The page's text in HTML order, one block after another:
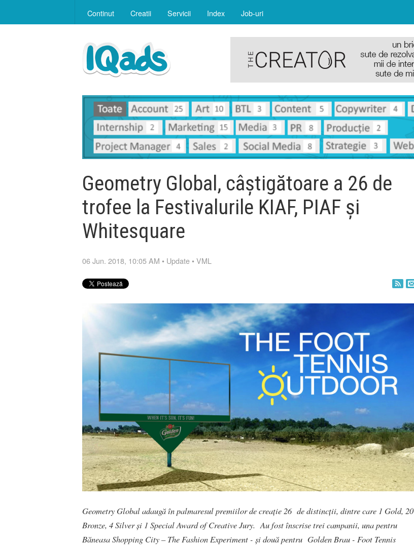
Continut Creatii Servicii Index Job-uri
Geometry Global, câștigătoare a 26 de
trofee la Festivalurile KIAF, PIAF și
Whitesquare
06 Jun. 2018, 10:05 AM • Update •VML
Geometry Global adaugă în palmaresul premiilor de creație 26 de distincții, dintre care 1 Gold, 20
Bronze, 4 Silver și 1 Special Award of Creative Jury. Au fost înscrise trei campanii, una pentru
Băneasa Shopping City – The Fashion Experiment - și două pentru Golden Brau - Foot Tennis